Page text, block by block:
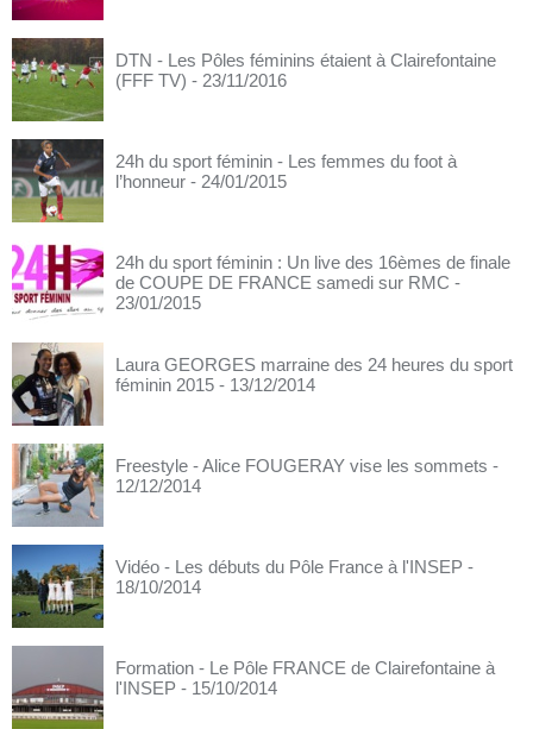
DTN - Les Pôles féminins étaient à Clairefontaine
(FFF TV) - 23/11/2016
24h du sport féminin - Les femmes du foot à
l’honneur - 24/01/2015
24h du sport féminin : Un live des 16èmes de finale
de COUPE DE FRANCE samedi sur RMC -
23/01/2015
Laura GEORGES marraine des 24 heures du sport
féminin 2015 - 13/12/2014
Freestyle - Alice FOUGERAY vise les sommets -
12/12/2014
Vidéo - Les débuts du Pôle France à l'INSEP -
18/10/2014
Formation - Le Pôle FRANCE de Clairefontaine à
l'INSEP - 15/10/2014